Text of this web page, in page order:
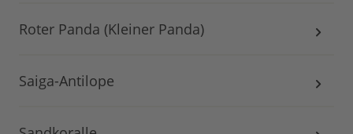
Roter Panda (Kleiner Panda)
Saiga-Antilope